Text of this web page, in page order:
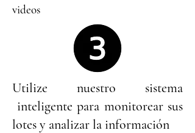
videos
Utilize nuestro sistema
inteligente para monitorear sus
lotes y analizar la información